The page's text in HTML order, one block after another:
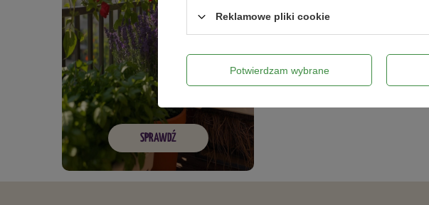
SPRAWDŹ
Reklamowe pliki cookie
Potwierdzam wybrane